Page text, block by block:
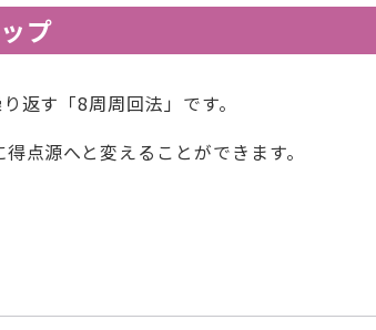
プ
返す「8周周回法」です。
点源へと変えることができます。